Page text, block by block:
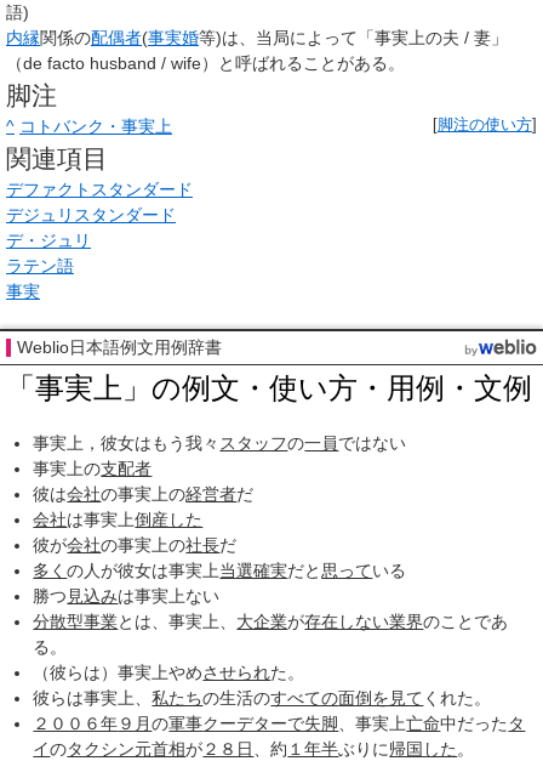
語)
内縁関係の配偶者(事実婚等)は、当局によって「事実上の夫 / 妻」
（de facto husband / wife）と呼ばれることがある。
脚注
[脚注の使い方]
^ コトバンク・事実上
関連項目
デファクトスタンダード
デジュリスタンダード
デ・ジュリ
ラテン語
事実
Weblio日本語例文用例辞書
「事実上」の例文・使い方・用例・文例
事実上，彼女はもう我々 スタッフの一員ではない
事実上の支配者
彼は会社の事実上の経営者だ
会社は事実上倒産した
彼が会社の事実上の社長だ
多くの人が彼女は事実上当選確実だと 思っている
勝つ 見込みは事実上ない
分散型事業とは、事実上、 大企業が存在しない業界のことであ
る。
（彼らは）事実上やめさせられた。
彼らは事実上、私たちの生活のすべての面倒を見て くれた。
２００６年９月の軍事クーデターで失脚 、事実上亡命中だった タ
イのタクシン元首相が２８日 、約 １年半ぶりに帰国した 。